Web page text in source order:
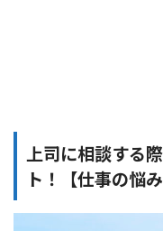
上司に相談する
ト！【仕事の悩